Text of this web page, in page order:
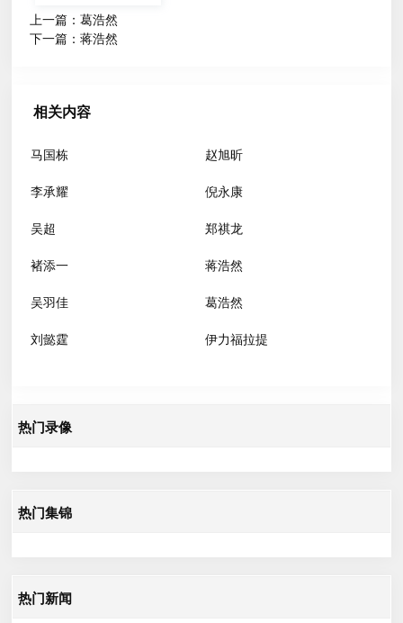
上一篇：葛浩然
下一篇：蒋浩然
相关内容
马国栋 赵旭昕
李承耀 倪永康
吴超 郑祺龙
褚添一 蒋浩然
吴羽佳 葛浩然
刘懿霆 伊力福拉提
热门录像
热门集锦
热门新闻